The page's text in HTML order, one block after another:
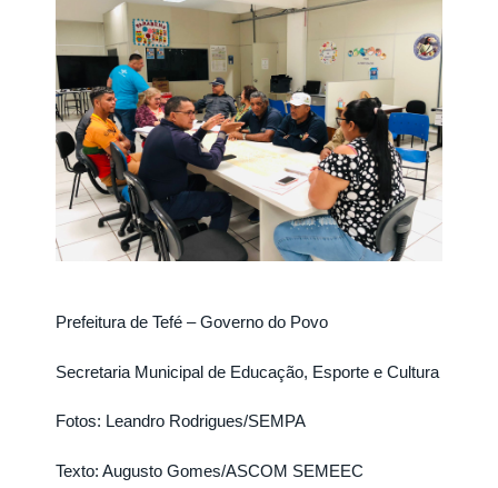
Prefeitura de Tefé – Governo do Povo
Secretaria Municipal de Educação, Esporte e Cultura
Fotos: Leandro Rodrigues/SEMPA
Texto: Augusto Gomes/ASCOM SEMEEC